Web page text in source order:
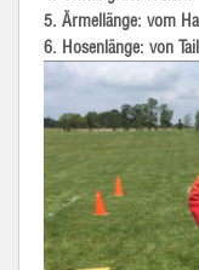
5. Ärmellänge: vom
6. Hosenlänge: von